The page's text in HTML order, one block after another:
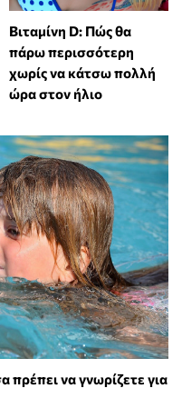
Βιταμίνη D: Πώς θα
πάρω περισσότερη
χωρίς να κάτσω πολλή
ώρα στον ήλιο
πρέπει να γνωρίζετε για